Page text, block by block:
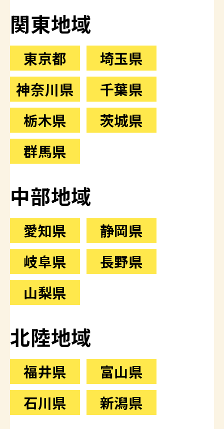
関東地域
東京都
埼玉県
神奈川県
千葉県
栃木県
茨城県
群馬県
中部地域
愛知県
静岡県
岐阜県
長野県
山梨県
北陸地域
福井県
富山県
石川県
新潟県